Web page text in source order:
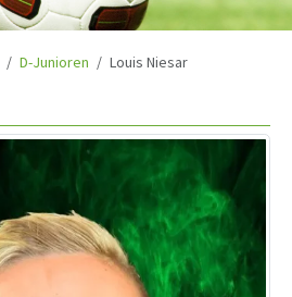
D-Junioren Louis Niesar